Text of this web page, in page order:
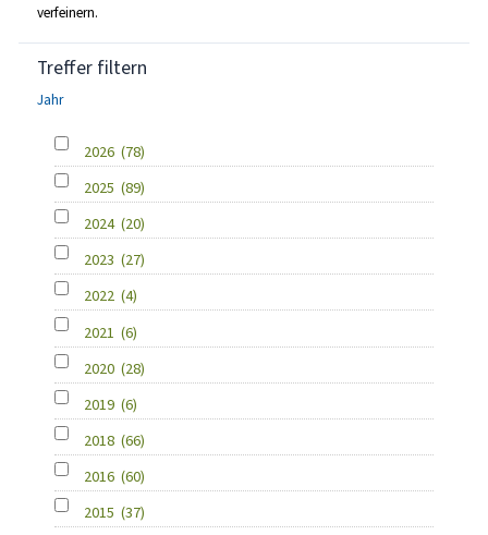
verfeinern.
Treffer filtern
Jahr
2026 (78)
2025 (89)
2024 (20)
2023 (27)
2022 (4)
2021 (6)
2020 (28)
2019 (6)
2018 (66)
2016 (60)
2015 (37)